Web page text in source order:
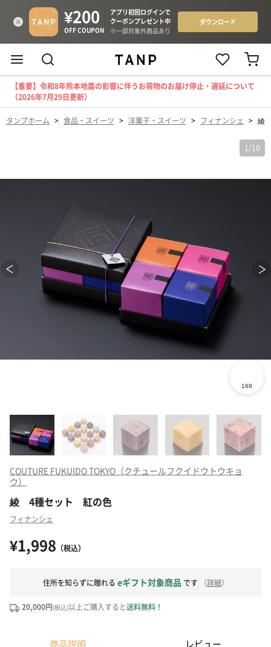
【重要】令和8年熊本地震の影響に伴うお荷物のお届け停止・遅延について
（2026年7月29日更新）
タンプホーム > 食品・スイーツ > 洋菓子・スイーツ > フィナンシェ > 綾
1 /10
COUTURE FUKUIDO TOKYO（クチュールフクイドウトウキョ
ウ）
綾 4種セット 紅の色
フィナンシェ
¥1,998 （税込）
住所を知らずに贈れる eギフト対象商品 です （詳細）
20,000円(税込)以上ご購入すると送料無料！
商品説明 レビュー